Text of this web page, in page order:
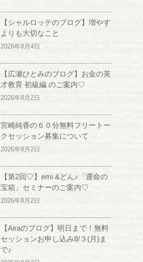
【シャルロッテのブログ】増やす
よりも大切なこと
2026年8月4日
【広瀬ひとみのブログ】お金の英
才教育 初級編 のご案内♡
2026年8月2日
宮崎純香の６０分無料フリートー
クセッション募集について
2026年8月2日
【第2回♡】emi &どん♪「運命の
宝箱」セミナーのご案内♡
2026年8月2日
【Airaのブログ】明日まで！無料
セッションお申し込み8/３(月)ま
で♪